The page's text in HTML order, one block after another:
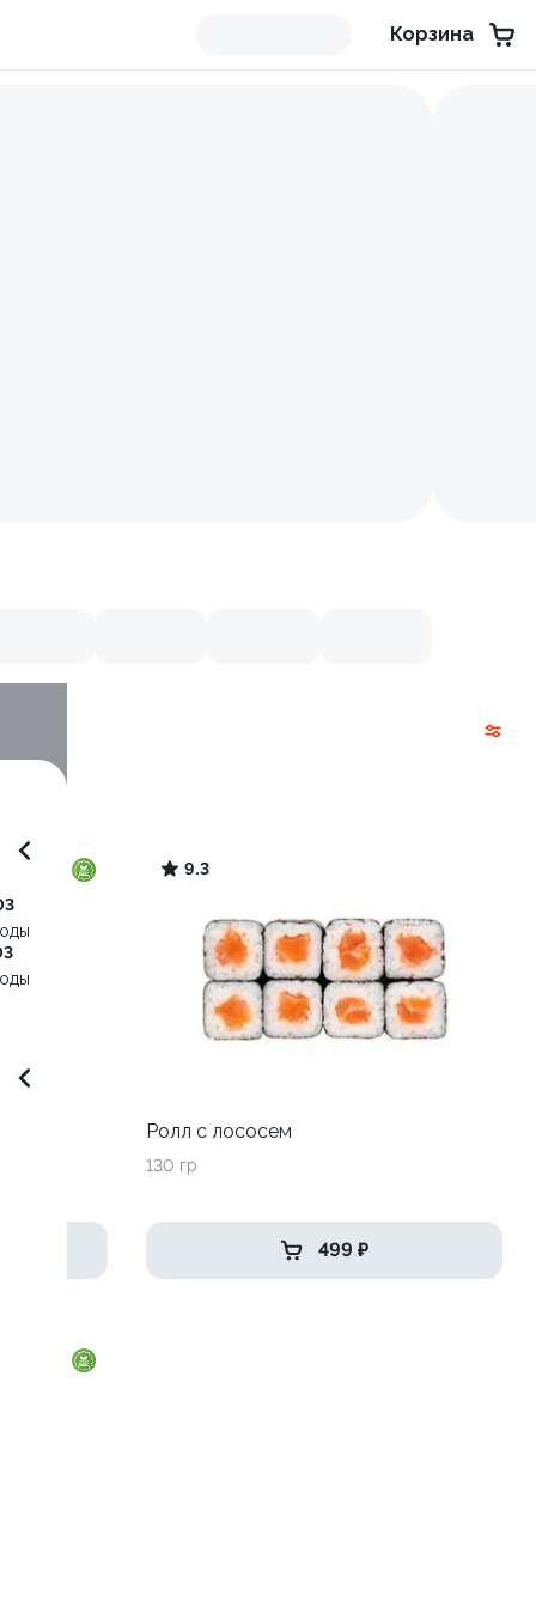
Корзина
9.3
Ролл с лососем
130 гр
499 ₽